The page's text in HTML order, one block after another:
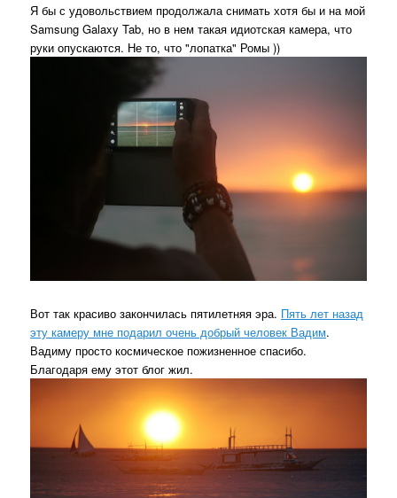
Я бы с удовольствием продолжала снимать хотя бы и на мой
Samsung Galaxy Tab, но в нем такая идиотская камера, что
руки опускаются. Не то, что "лопатка" Ромы ))
Вот так красиво закончилась пятилетняя эра. Пять лет назад
эту камеру мне подарил очень добрый человек Вадим.
Вадиму просто космическое пожизненное спасибо.
Благодаря ему этот блог жил.